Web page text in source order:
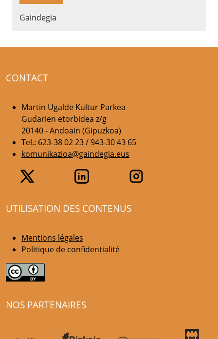
Gaindegia
CONTACT
Martin Ugalde Kultur Parkea
Gudarien etorbidea z/g
20140 - Andoain (Gipuzkoa)
Tel.: 623-38 02 23 / 943-30 43 65
komunikazioa@gaindegia.eus
UTILISATION DES CONTENUS
Mentions légales
Politique de confidentialité
NOS PARTENAIRES